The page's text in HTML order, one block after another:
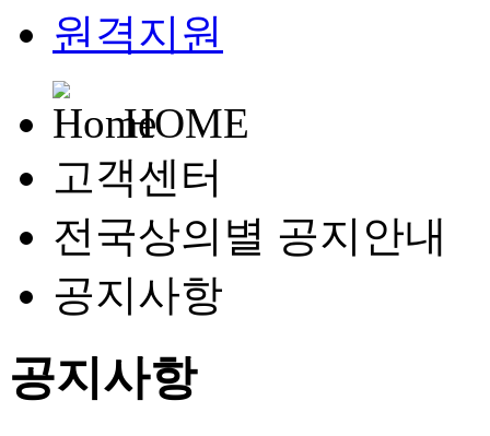
원격지원
HOME
고객센터
전국상의별 공지안내
공지사항
공지사항